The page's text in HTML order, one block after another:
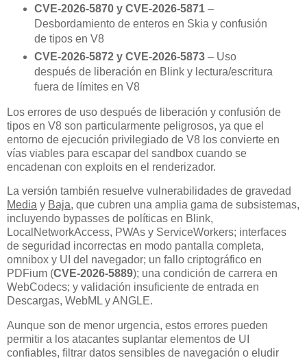
CVE-2026-5870 y CVE-2026-5871–
Desbordamiento de enteros en Skia y confusión
de tipos en V8
CVE-2026-5872 y CVE-2026-5873– Uso
después de liberación en Blink y lectura/escritura
fuera de límites en V8
Los errores de uso después de liberación y confusión de
tipos en V8 son particularmente peligrosos, ya que el
entorno de ejecución privilegiado de V8 los convierte en
vías viables para escapar del sandbox cuando se
encadenan con exploits en el renderizador.
La versión también resuelve vulnerabilidades de gravedad
Media y Baja, que cubren una amplia gama de subsistemas,
incluyendo bypasses de políticas en Blink,
LocalNetworkAccess, PWAs y ServiceWorkers; interfaces
de seguridad incorrectas en modo pantalla completa,
omnibox y UI del navegador; un fallo criptográfico en
PDFium (CVE-2026-5889); una condición de carrera en
WebCodecs; y validación insuficiente de entrada en
Descargas, WebML y ANGLE.
Aunque son de menor urgencia, estos errores pueden
permitir a los atacantes suplantar elementos de UI
confiables, filtrar datos sensibles de navegación o eludir